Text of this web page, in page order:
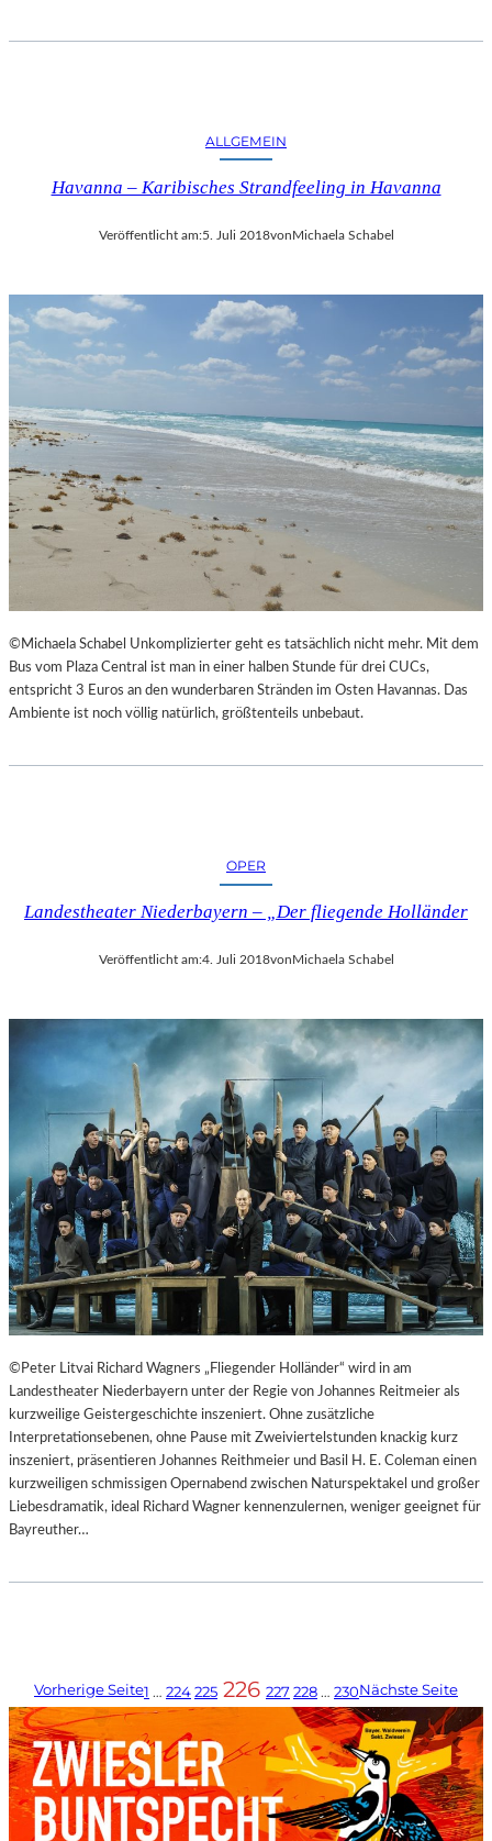
ALLGEMEIN
Havanna – Karibisches Strandfeeling in Havanna
Veröffentlicht am:5. Juli 2018vonMichaela Schabel
©Michaela Schabel Unkomplizierter geht es tatsächlich nicht mehr. Mit dem
Bus vom Plaza Central ist man in einer halben Stunde für drei CUCs,
entspricht 3 Euros an den wunderbaren Stränden im Osten Havannas. Das
Ambiente ist noch völlig natürlich, größtenteils unbebaut.
OPER
Landestheater Niederbayern – „Der fliegende Holländer
Veröffentlicht am:4. Juli 2018vonMichaela Schabel
©Peter Litvai Richard Wagners „Fliegender Holländer“ wird in am
Landestheater Niederbayern unter der Regie von Johannes Reitmeier als
kurzweilige Geistergeschichte inszeniert. Ohne zusätzliche
Interpretationsebenen, ohne Pause mit Zweiviertelstunden knackig kurz
inszeniert, präsentieren Johannes Reithmeier und Basil H. E. Coleman einen
kurzweiligen schmissigen Opernabend zwischen Naturspektakel und großer
Liebesdramatik, ideal Richard Wagner kennenzulernen, weniger geeignet für
Bayreuther…
Vorherige Seite1 … 224225 226 227228… 230Nächste Seite